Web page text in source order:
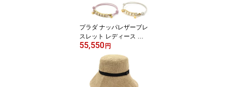
プラダ ナッパレザーブレ
スレット レディース 本
革 レザーコード エナメ
ルメタル レタリングロゴ
全3色 16.5～25.5cm 1IB
522 NAPPA 【並行輸入
品】
55,550円